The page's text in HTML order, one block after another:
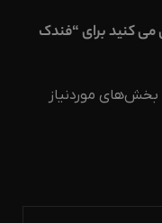
می کنید برای “فندک
بخش‌های موردنیاز